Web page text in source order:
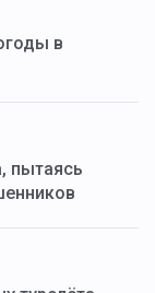
в
пытаясь